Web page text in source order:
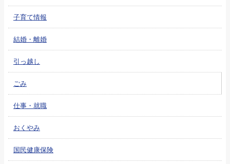
子育て情報
結婚・離婚
引っ越し
ごみ
仕事・就職
おくやみ
国民健康保険